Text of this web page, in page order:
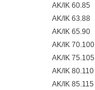
AK/IK 60.85
AK/IK 63.88
AK/IK 65.90
AK/IK 70.100
AK/IK 75.105
AK/IK 80.110
AK/IK 85.115